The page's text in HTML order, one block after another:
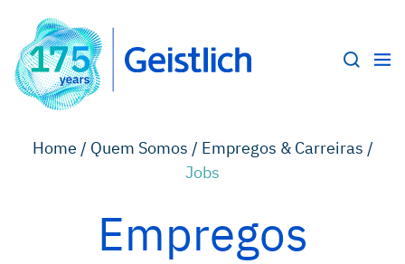
Home / Quem Somos / Empregos & Carreiras /
Jobs
Empregos